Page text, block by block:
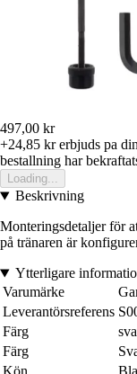
497,00 kr
+24,85 krerbjuds pa
bestallning har
Loading...
Beskrivning
Monteringsdetaljer för
på tränaren är
Ytterligare
Varumärke
Leverantörsreferens
Färg
Färg